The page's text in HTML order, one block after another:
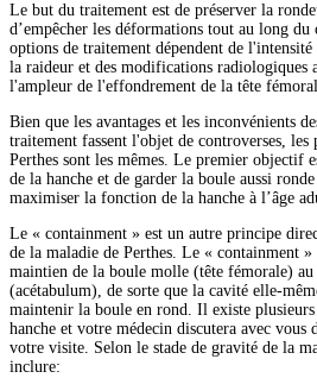
Le but du traitement est de préserver la
d’empêcher les déformations tout au long
options de traitement dépendent de
la raideur et des modifications radiologiques
l'ampleur de l'effondrement de la tête
Bien que les avantages et les inconvénients
traitement fassent l'objet de controverses, les
Perthes sont les mêmes. Le premier objectif
de la hanche et de garder la boule aussi
maximiser la fonction de la hanche à l’âge
Le « containment » est un autre principe
de la maladie de Perthes. Le « containment
maintien de la boule molle (tête fémorale)
(acétabulum), de sorte que la cavité elle-
maintenir la boule en rond. Il existe
hanche et votre médecin discutera avec vous
votre visite. Selon le stade de gravité de la
inclure: